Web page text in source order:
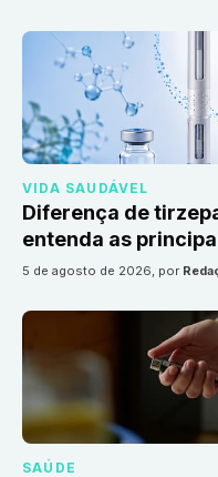
VIDA SAUDÁVEL
Diferença de
entenda as
5 de agosto de 2026, por
SAÚDE